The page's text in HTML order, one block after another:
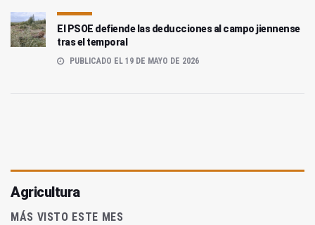
El PSOE defiende las deducciones al campo jiennense
tras el temporal
PUBLICADO EL 19 DE MAYO DE 2026
Agricultura
MÁS VISTO ESTE MES